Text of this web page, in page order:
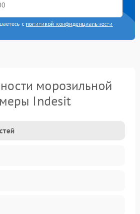
с политикой конфиденциальности
морозильной
Indesit